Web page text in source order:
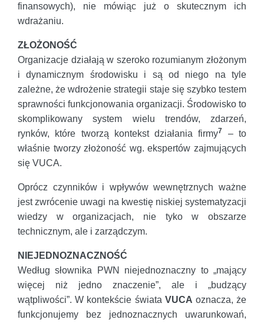
finansowych), nie mówiąc już o skutecznym ich
wdrażaniu.
ZŁOŻONOŚĆ
Organizacje działają w szeroko rozumianym złożonym
i dynamicznym środowisku i są od niego na tyle
zależne, że wdrożenie strategii staje się szybko testem
sprawności funkcjonowania organizacji. Środowisko to
skomplikowany system wielu trendów, zdarzeń,
rynków, które tworzą kontekst działania firmy7
– to
właśnie tworzy złożoność wg. ekspertów zajmujących
się VUCA.
Oprócz czynników i wpływów wewnętrznych ważne
jest zwrócenie uwagi na kwestię niskiej systematyzacji
wiedzy w organizacjach, nie tyko w obszarze
technicznym, ale i zarządczym.
NIEJEDNOZNACZNOŚĆ
Według słownika PWN niejednoznaczny to „mający
więcej niż jedno znaczenie”, ale i „budzący
wątpliwości”. W kontekście świata VUCA oznacza, że
funkcjonujemy bez jednoznacznych uwarunkowań,